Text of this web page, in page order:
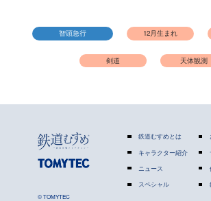
智頭急行 12月生まれ
剣道 天体観測
© TOMYTEC
鉄道むすめとは
キャラクター紹介
ニュース
スペシャル